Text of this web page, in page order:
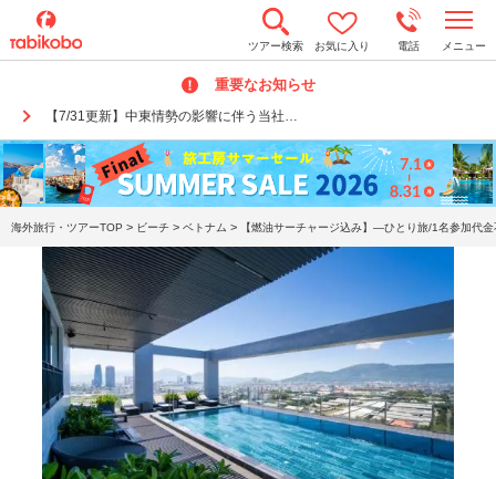
ツアー検索 お気に入り 電話 メニュー
重要なお知らせ
【7/31更新】中東情勢の影響に伴う当社…
o
n
a
v
i
g
a
t
海外旅行・ツアーTOP > ビーチ > ベトナム > 【燃油サーチャージ込み】―ひとり旅/1名参加代